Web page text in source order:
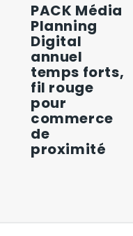
PACK Média
Planning
Digital
annuel
temps forts,
fil rouge
pour
commerce
de
proximité